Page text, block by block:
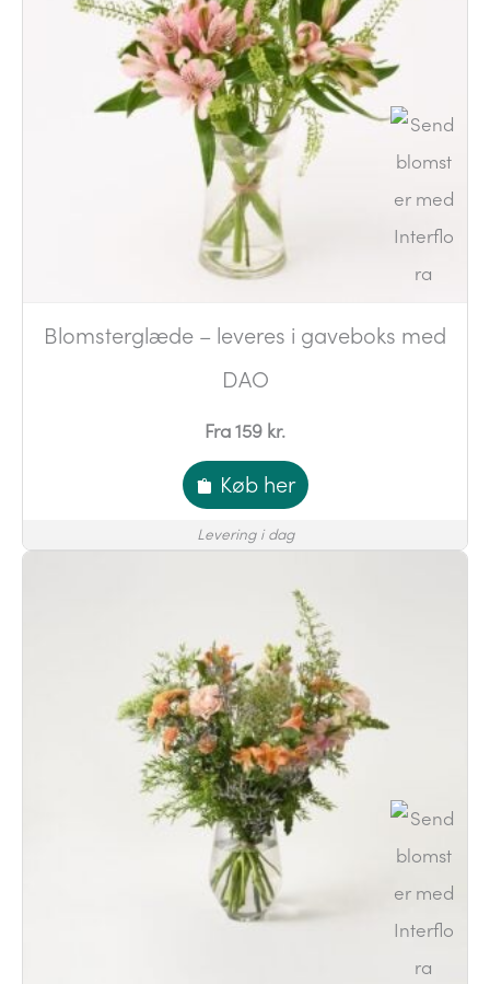
Blomsterglæde – leveres i gaveboks med
DAO
Fra 159 kr.
Køb her
Levering i dag